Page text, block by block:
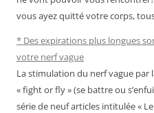
vous ayez quitté votre corps,
* Des expirations plus longues
votre nerf vague
La stimulation du nerf vague par
« fight or fly » (se battre ou
série de neuf articles intitulée «